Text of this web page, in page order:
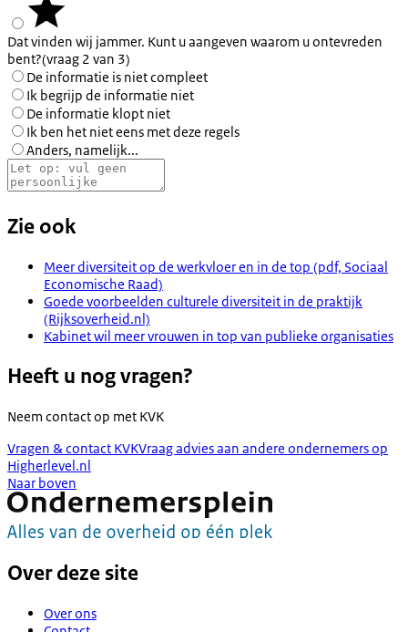
Dat vinden wij jammer. Kunt u aangeven waarom u ontevreden
bent?(vraag 2 van 3)
De informatie is niet compleet
Ik begrijp de informatie niet
De informatie klopt niet
Ik ben het niet eens met deze regels
Anders, namelijk...
Zie ook
Meer diversiteit op de werkvloer en in de top (pdf, Sociaal
Economische Raad)
Goede voorbeelden culturele diversiteit in de praktijk
(Rijksoverheid.nl)
Kabinet wil meer vrouwen in top van publieke organisaties
Heeft u nog vragen?
Neem contact op met KVK
Vragen & contact KVKVraag advies aan andere ondernemers op
Higherlevel.nl
Naar boven
Over deze site
Over ons